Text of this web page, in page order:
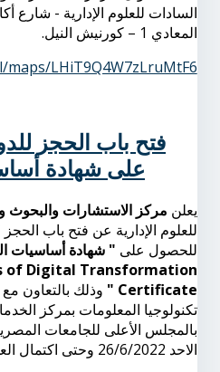
السادات للعلوم الإدارية - شارع
المعادي 1 – كورنيش النيل.
LHiT9Q4W7zLruMtF6
على شهادة
يعلن مركز الاستشارات والبحوث
للحصول على " شهادة أساسيات
of Digital Transformation
Certificate "
وذلك بالتعاون
تكنولوجيا المعلومات بمركز
بالمجلس الأعلى للجامعات
الاحد 26/6/2022 وحتى اكتمال العدد المطلوب .